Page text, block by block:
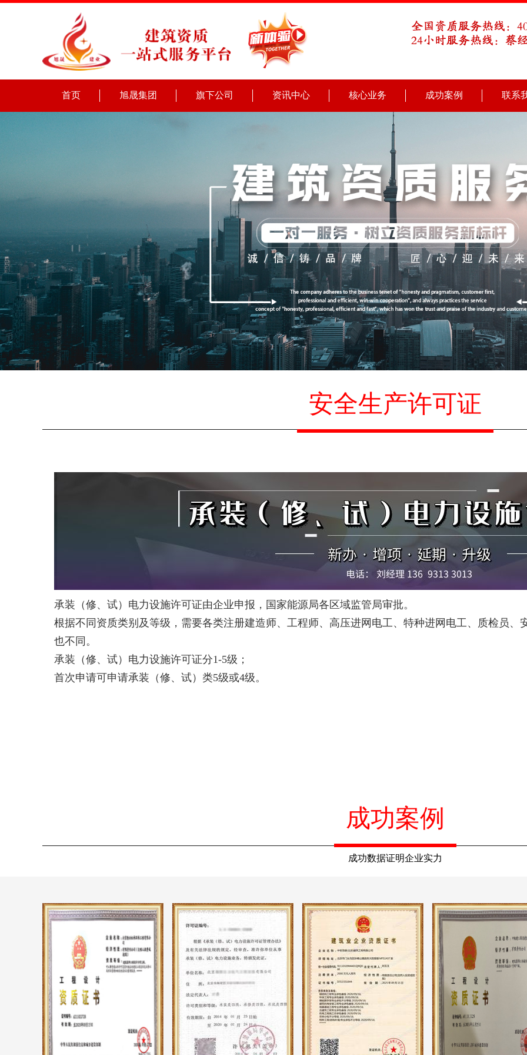
首页 旭晟集团 旗下公司 资讯中心 核心业务 成功案例 联系
安全生产许可证
承装（修、试）电力设施许可证由企业申报，国家能源局各区域监管局审批。
根据不同资质类别及等级，需要各类注册建造师、工程师、高压进网电工、特种进网电工、质检员、
也不同。
承装（修、试）电力设施许可证分1-5级；
首次申请可申请承装（修、试）类5级或4级。
成功案例
成功数据证明企业实力